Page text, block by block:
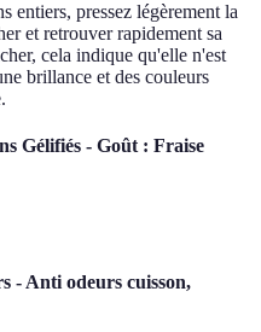
entiers, pressez légèrement la
et retrouver rapidement sa
cela indique qu'elle n'est
brillance et des couleurs
Gélifiés - Goût : Fraise
- Anti odeurs cuisson,